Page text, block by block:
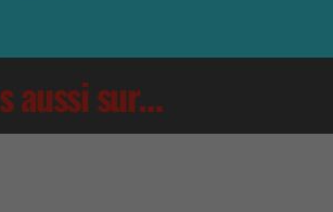
aussi sur…